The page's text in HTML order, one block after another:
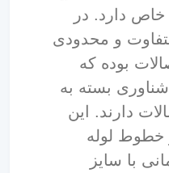
دارد. در
و محدودی
بوده که
بسته به
دارند. این
خطوط لوله
با سایز